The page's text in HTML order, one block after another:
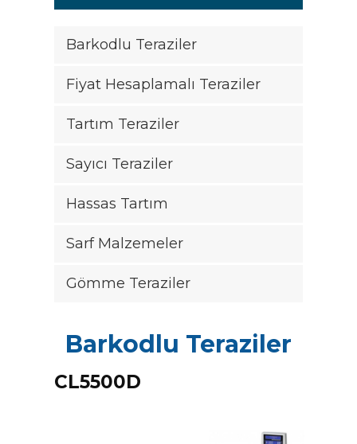
Barkodlu Teraziler
Fiyat Hesaplamalı Teraziler
Tartım Teraziler
Sayıcı Teraziler
Hassas Tartım
Sarf Malzemeler
Gömme Teraziler
Barkodlu Teraziler
CL5500D